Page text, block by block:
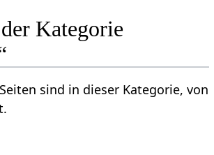
Kategorie
sind in dieser Kategorie, von